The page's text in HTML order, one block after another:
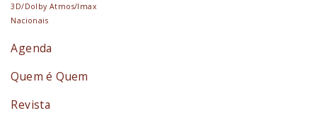
3D/Dolby Atmos/Imax
Nacionais
Agenda
Quem é Quem
Revista